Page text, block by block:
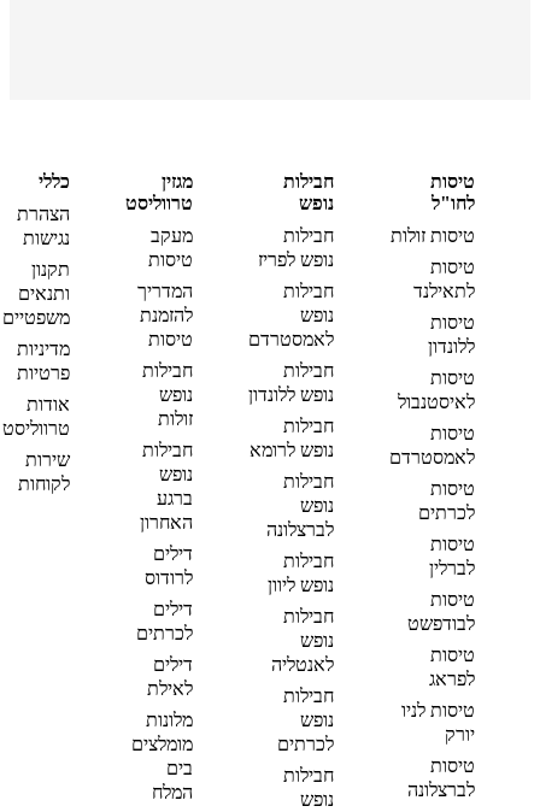
טיסות
לחו"ל
טיסות זולות
טיסות
לתאילנד
טיסות
ללונדון
טיסות
לאיסטנבול
טיסות
לאמסטרדם
טיסות
לכרתים
טיסות
לברלין
טיסות
לבודפשט
טיסות
לפראג
טיסות לניו
יורק
טיסות
לברצלונה
חבילות
נופש
חבילות
נופש לפריז
חבילות
נופש
לאמסטרדם
חבילות
נופש ללונדון
חבילות
נופש לרומא
חבילות
נופש
לברצלונה
חבילות
נופש ליוון
חבילות
נופש
לאנטליה
חבילות
נופש
לכרתים
חבילות
נופש
מגזין
טרווליסט
מעקב
טיסות
המדריך
להזמנת
טיסות
חבילות
נופש
זולות
חבילות
נופש
ברגע
האחרון
דילים
לרודוס
דילים
לכרתים
דילים
לאילת
מלונות
מומלצים
בים
המלח
כללי
הצהרת
נגישות
תקנון
ותנאים
משפטיים
מדיניות
פרטיות
אודות
טרווליסט
שירות
לקוחות